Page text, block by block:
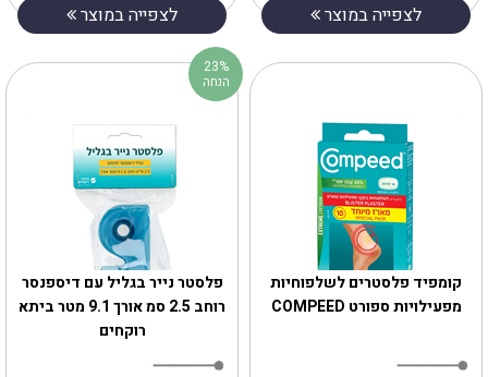
לצפייה במוצר לצפייה במוצר
פלסטר נייר בגליל עם דיספנסר
רוחב 2.5 סמ אורך 9.1 מטר ביתא
רוקחים
23%
הנחה
‎קומפיד פלסטרים לשלפוחיות
מפעילויות ספורט COMPEED